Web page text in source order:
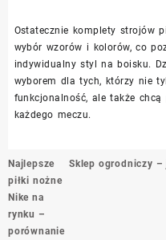
Ostatecznie komplety strojów
wybór wzorów i kolorów, co
indywidualny styl na boisku.
wyborem dla tych, którzy nie
funkcjonalność, ale także
każdego meczu.
Nawigacja
wpisu
Najlepsze
piłki nożne
Nike na
rynku –
porównanie
Sklep ogrodniczy –